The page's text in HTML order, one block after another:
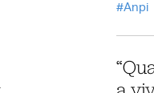
Anpi